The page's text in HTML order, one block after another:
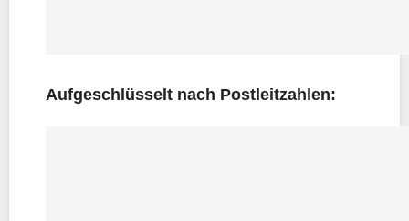
Auf­ge­schlüs­selt nach Postleitzahlen: